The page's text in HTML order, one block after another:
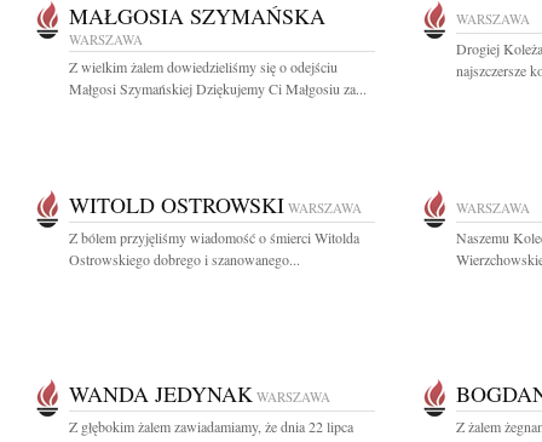
MAŁGOSIA SZYMAŃSKA
WARSZAWA
Z wielkim żalem dowiedzieliśmy się o odejściu
Małgosi Szymańskiej Dziękujemy Ci Małgosiu za...
WARSZAWA
Drogiej
najszczersze
WITOLD OSTROWSKI WARSZAWA
Z bólem przyjęliśmy wiadomość o śmierci Witolda
Ostrowskiego dobrego i szanowanego...
WARSZAWA
Naszemu
WANDA JEDYNAK WARSZAWA
Z głębokim żalem zawiadamiamy, że dnia 22 lipca
Z żalem